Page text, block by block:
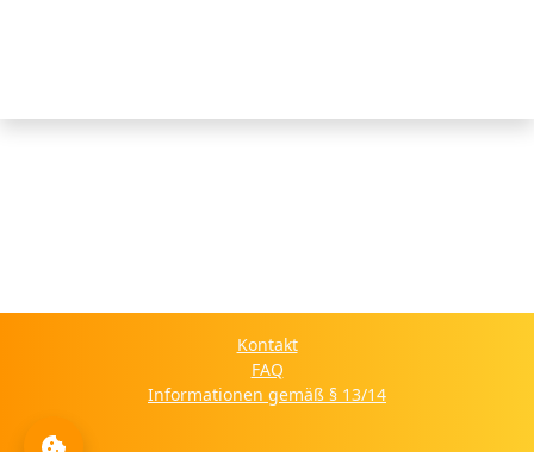
Kontakt
FAQ
Informationen gemäß § 13/14